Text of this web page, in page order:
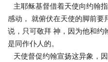
主耶稣基督借着天使向约翰
感动， 就俯伏在天使的脚前要
说，只可敬拜 神，因为他和约
是同作仆人的。
天使督促约翰宣扬这异象，